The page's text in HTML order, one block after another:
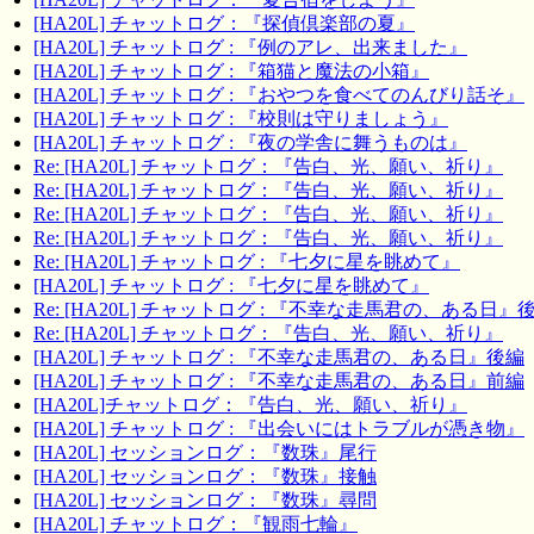
[HA20L] チャットログ：『探偵倶楽部の夏』
[HA20L] チャットログ : 『例のアレ、出来ました』
[HA20L] チャットログ : 『箱猫と魔法の小箱』
[HA20L] チャットログ : 『おやつを食べてのんびり話そ』
[HA20L] チャットログ : 『校則は守りましょう』
[HA20L] チャットログ : 『夜の学舎に舞うものは』
Re: [HA20L] チャットログ：『告白、光、願い、祈り』
Re: [HA20L] チャットログ：『告白、光、願い、祈り』
Re: [HA20L] チャットログ：『告白、光、願い、祈り』
Re: [HA20L] チャットログ：『告白、光、願い、祈り』
Re: [HA20L] チャットログ : 『七夕に星を眺めて』
[HA20L] チャットログ : 『七夕に星を眺めて』
Re: [HA20L] チャットログ : 『不幸な走馬君の、ある日』
Re: [HA20L] チャットログ：『告白、光、願い、祈り』
[HA20L] チャットログ : 『不幸な走馬君の、ある日』後編
[HA20L] チャットログ : 『不幸な走馬君の、ある日』前編
[HA20L]チャットログ：『告白、光、願い、祈り』
[HA20L] チャットログ : 『出会いにはトラブルが憑き物』
[HA20L] セッションログ：『数珠』尾行
[HA20L] セッションログ：『数珠』接触
[HA20L] セッションログ：『数珠』尋問
[HA20L] チャットログ：『観雨七輪』